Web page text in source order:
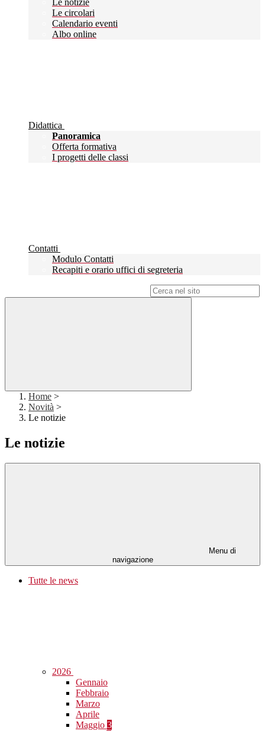
Le notizie
Le circolari
Calendario eventi
Albo online
Didattica
Panoramica
Offerta formativa
I progetti delle classi
Contatti
Modulo Contatti
Recapiti e orario uffici di segreteria
Home >
Novità >
Le notizie
Le notizie
Menu di
navigazione
Tutte le news
2026
Gennaio
Febbraio
Marzo
Aprile
Maggio 3